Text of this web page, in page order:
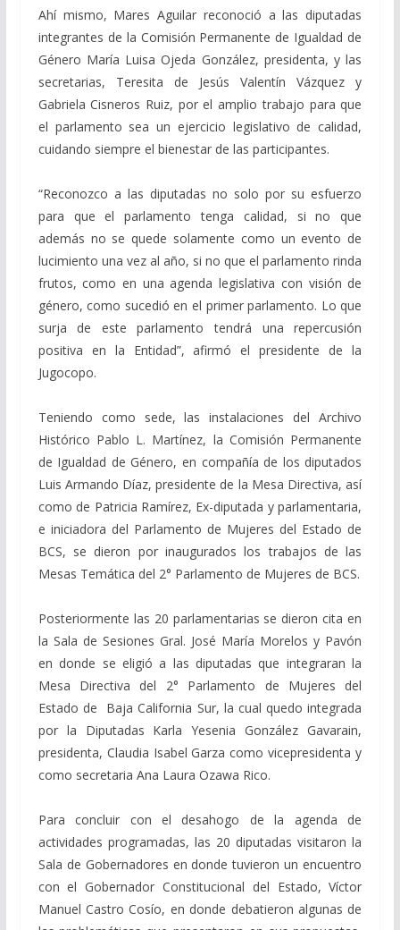
Ahí mismo, Mares Aguilar reconoció a las diputadas
integrantes de la Comisión Permanente de Igualdad de
Género María Luisa Ojeda González, presidenta, y las
secretarias, Teresita de Jesús Valentín Vázquez y
Gabriela Cisneros Ruiz, por el amplio trabajo para que
el parlamento sea un ejercicio legislativo de calidad,
cuidando siempre el bienestar de las participantes.
“Reconozco a las diputadas no solo por su esfuerzo
para que el parlamento tenga calidad, si no que
además no se quede solamente como un evento de
lucimiento una vez al año, si no que el parlamento rinda
frutos, como en una agenda legislativa con visión de
género, como sucedió en el primer parlamento. Lo que
surja de este parlamento tendrá una repercusión
positiva en la Entidad”, afirmó el presidente de la
Jugocopo.
Teniendo como sede, las instalaciones del Archivo
Histórico Pablo L. Martínez, la Comisión Permanente
de Igualdad de Género, en compañía de los diputados
Luis Armando Díaz, presidente de la Mesa Directiva, así
como de Patricia Ramírez, Ex-diputada y parlamentaria,
e iniciadora del Parlamento de Mujeres del Estado de
BCS, se dieron por inaugurados los trabajos de las
Mesas Temática del 2° Parlamento de Mujeres de BCS.
Posteriormente las 20 parlamentarias se dieron cita en
la Sala de Sesiones Gral. José María Morelos y Pavón
en donde se eligió a las diputadas que integraran la
Mesa Directiva del 2° Parlamento de Mujeres del
Estado de Baja California Sur, la cual quedo integrada
por la Diputadas Karla Yesenia González Gavarain,
presidenta, Claudia Isabel Garza como vicepresidenta y
como secretaria Ana Laura Ozawa Rico.
Para concluir con el desahogo de la agenda de
actividades programadas, las 20 diputadas visitaron la
Sala de Gobernadores en donde tuvieron un encuentro
con el Gobernador Constitucional del Estado, Víctor
Manuel Castro Cosío, en donde debatieron algunas de